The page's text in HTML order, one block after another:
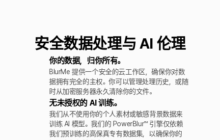
安全数据处理与 AI 伦理
你的数据，归你所有。
BlurMe 提供一个安全的云工作区，确保你对数
据拥有完全的主权。你可以管理处理历史，或随
时从加密服务器永久清除你的文件。
无未授权的 AI 训练。
我们从不使用你的个人素材或敏感背景数据来
训练 AI 模型。我们的 PowerBlur™ 引擎仅依赖
我们预训练的高保真专有数据集，以确保你的